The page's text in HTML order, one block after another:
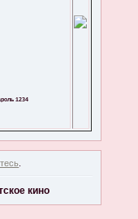
1234
кино